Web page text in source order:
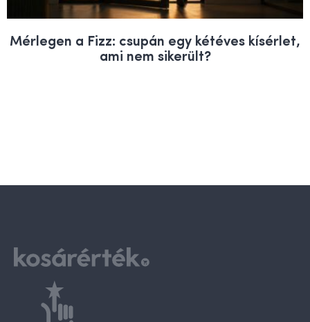
Mérlegen a Fizz: csupán egy kétéves kísérlet,
ami nem sikerült?